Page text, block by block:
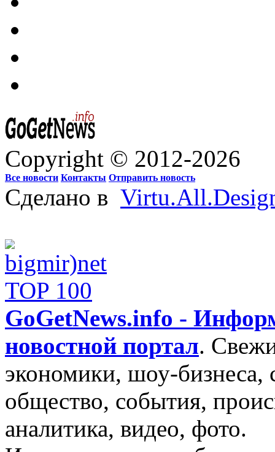
Copyright © 2012-2026
Все новости Контакты Отправить новость
Сделано в
GoGetNews.info -
новостной портал.
экономики, шоу-бизнеса,
общество, события,
аналитика, видео, фото.